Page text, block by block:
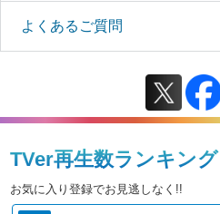
よくあるご質問
TVer再生数ランキング
お気に入り登録でお見逃しなく!!